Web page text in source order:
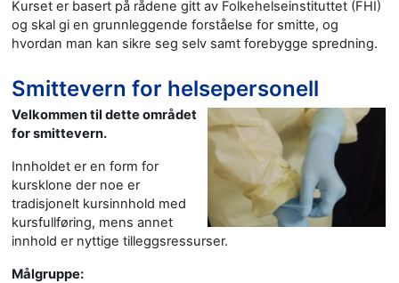
Kurset er basert på rådene gitt av Folkehelseinstituttet (FHI)
og skal gi en grunnleggende forståelse for smitte, og
hvordan man kan sikre seg selv samt forebygge spredning.
Smittevern for helsepersonell
Velkommen til dette området
for smittevern.
Innholdet er en form for
kursklone der noe er
tradisjonelt kursinnhold med
kursfullføring, mens annet
innhold er nyttige tilleggsressurser.
Målgruppe: